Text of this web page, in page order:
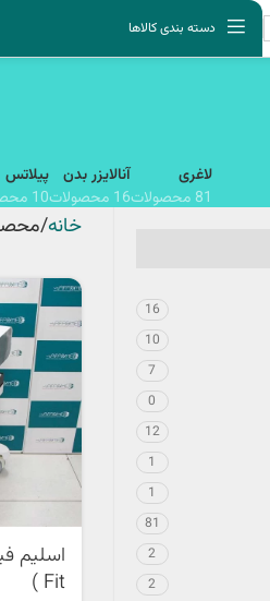
دسته بندی کالاها
لاغری
81 محصولات
آنالایزر بدن
16 محصولات
پیلاتس
10 محصولات
16
10
7
0
12
1
1
81
2
2
خانه
Fit )